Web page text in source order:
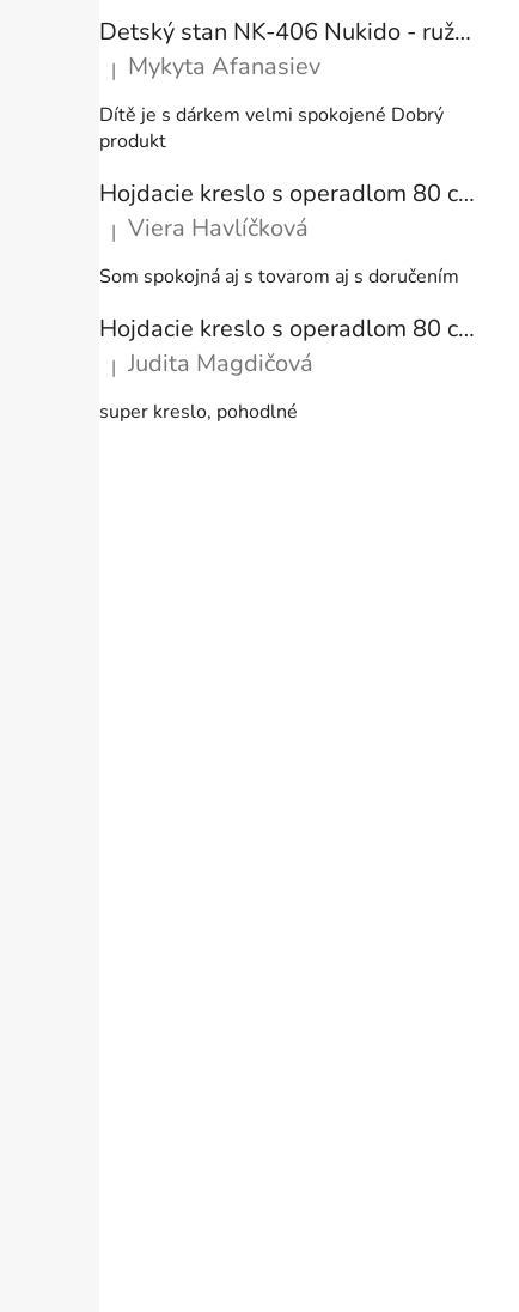
Detský stan NK-406 Nukido - ružový
Hodnotenie produktu je 5 z 5 hviezdičiek.
| Mykyta Afanasiev
Dítě je s dárkem velmi spokojené Dobrý
produkt
Hojdacie kreslo s operadlom 80 cm + vankúše
Hodnotenie produktu je 5 z 5 hviezdičiek.
| Viera Havlíčková
Som spokojná aj s tovarom aj s doručením
Hojdacie kreslo s operadlom 80 cm + vankúše
Hodnotenie produktu je 5 z 5 hviezdičiek.
| Judita Magdičová
super kreslo, pohodlné